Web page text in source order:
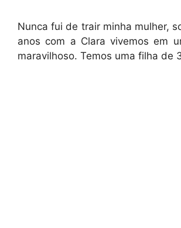
Nunca fui de trair minha mulher,
anos com a Clara vivemos em
maravilhoso. Temos uma filha de